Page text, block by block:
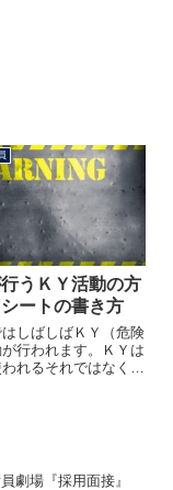
うＫＹ活動の方
ートの書き方
しばしばＫＹ（危険
行われます。ＫＹは
れるそれではなく工
劇場『採用面接』